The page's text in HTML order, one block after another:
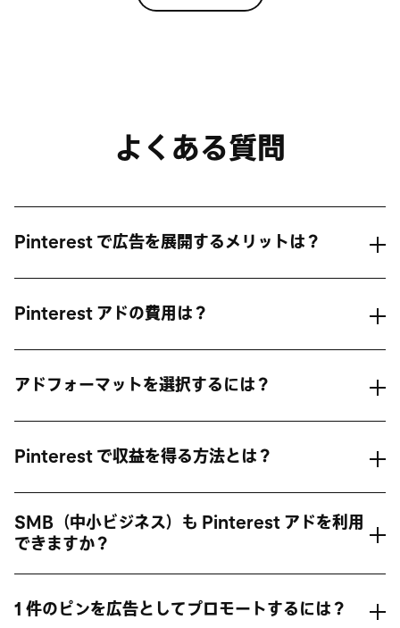
よくある質問
Pinterest で広告を展開するメリットは？
Pinterest アドの費用は？
アドフォーマットを選択するには？
Pinterest で収益を得る方法とは？
SMB（中小ビジネス）も Pinterest アドを利用
できますか？
1 件のピンを広告としてプロモートするには？